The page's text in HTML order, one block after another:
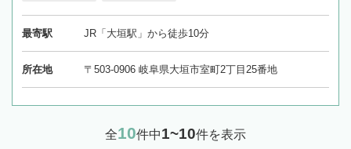
最寄駅 JR「大垣駅」から徒歩10分
所在地 〒503-0906 岐阜県大垣市室町2丁目25番地
全10件中1~10件を表示